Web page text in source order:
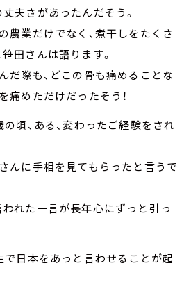
夫さがあったんだそう。
農業だけでなく、煮干しをたくさ
田さんは語ります。
だ際も、どこの骨も痛めることな
痛めただけだったそう！
頃、ある、変わったご経験をされ
んに手相を見てもらったと言うで
れた一言が長年心にずっと引っ
で日本をあっと言わせることが起